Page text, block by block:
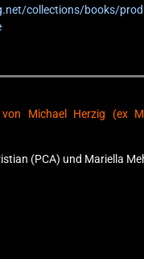
collections/books/
von Michael Herzig (ex
(PCA) und Mariella